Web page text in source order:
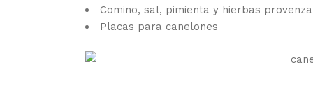
Comino, sal, pimienta y hierbas
Placas para canelones